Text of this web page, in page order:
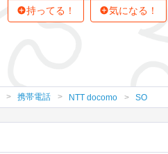
持ってる！ 気になる！
携帯電話 NTT docomo SO